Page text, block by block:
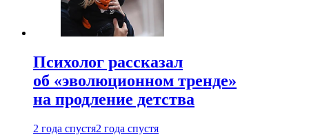
Психолог рассказал
об «эволюционном тренде»
на продление детства
2 года спустя2 года спустя